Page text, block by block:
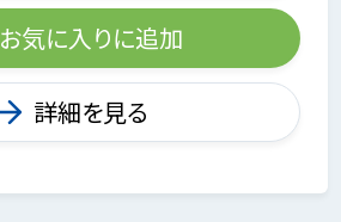
お気に入りに追加
詳細を見る